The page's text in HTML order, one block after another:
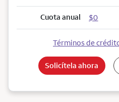
Cuota anual $0
Términos de
Solicítela ahora